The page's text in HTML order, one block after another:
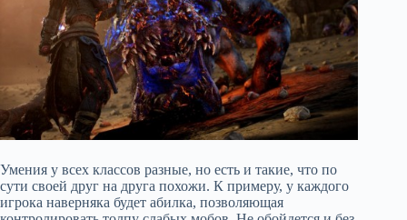
Умения у всех классов разные, но есть и такие, что по
сути своей друг на друга похожи. К примеру, у каждого
игрока наверняка будет абилка, позволяющая